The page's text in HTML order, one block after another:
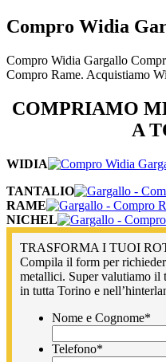
Compro Widia
Compro Widia Gargallo
Compro Rame. Acquistiamo
COMPRIAMO
A
WIDIA
TANTALIO
RAME
NICHEL
TRASFORMA I TUOI
Compila il form per
metallici. Super valutiamo il
in tutta Torino e
Nome e Cognome*
Telefono*